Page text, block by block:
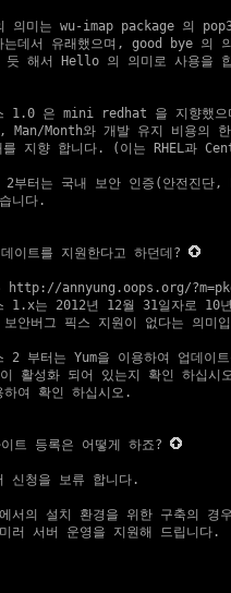
의미는 wu-imap package 의
데서 유래했으며, good bye 의
듯 해서 Hello 의 의미로 사용을
1.0 은 mini redhat 을 지향했으
Man/Month와 개발 유지 비용의
지향 합니다. (이는 RHEL과
부터는 국내 보안 인증(안전진단
니다.
이트를 지원한다고 하던데?
http://annyung.oops.org/
1.x는 2012년 12월 31일자로 10
안버그 픽스 지원이 없다는 의미
2 부터는 Yum을 이용하여 업데이
활성화 되어 있는지 확인 하십
여 확인 하십시오.
트 등록은 어떻게 하죠?
신청을 보류 합니다.
서의 설치 환경을 위한 구축의 경
러 서버 운영을 지원해 드립니다.